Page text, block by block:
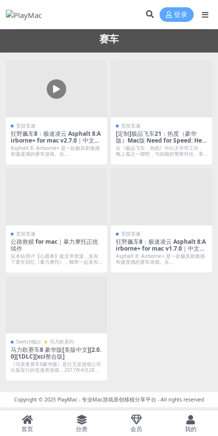
登录
赛车
竞技竞速
狂野飙车8：极速凌云 Asphalt 8:A
irborne+ for mac v2.7.0｜中文原
生版
Asphalt 8: Airborne+ 是一款极具刺激感
和速度感的赛车游戏。在...
竞技竞速
[定制]极品飞车21：热度（豪华
版）Mac版 Need for Speed: Hea
t – Deluxe Edition For Mac Buil
d.10351341｜中文移植版｜含全D
在《极品飞车：热焰》中白天辛劳工作，
晚上孤注一掷吧，与凶狠的警察对抗，享
竞技竞速
公路救赎 for mac｜暴力摩托正统
续作
应本站用户【心愿单】提交求资源，发布
了童年回忆《暴力摩托》，顺带一起发布
竞技竞速
狂野飙车8：极速凌云 Asphalt 8:A
irborne+ for mac v1.7.0｜中文破
解版
Asphalt 8: Airborne+ 是一款极具刺激感
和速度感的赛车游戏。在...
Switch独占 马力欧系列
马力欧赛车8 豪华版[美版中文][2.0.
0][1DLC][xci整合版]
《马里奥赛车8豪华版》是任天堂游戏公司
出版发行的竞速类游戏，2017年4月28
Copyright © 2025 PlayMac - 专业Mac游戏原创移植分享平台 - All rights reserved
首页 分类 会员 我的